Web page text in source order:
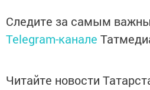
Следите за самым
Telegram-канале
Читайте новости